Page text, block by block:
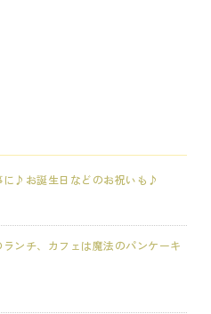
に♪お誕生日などのお祝いも♪
ンチ、カフェは魔法のパンケーキ